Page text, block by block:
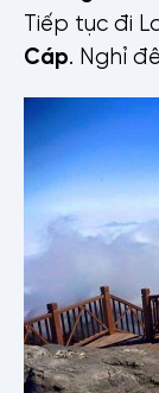
Tiếp tục đi
Cáp. Nghỉ